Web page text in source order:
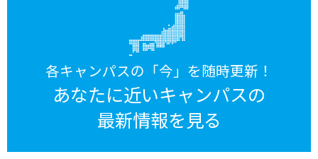
各キャンパスの「今」を随時更新！
あなたに近いキャンパスの
最新情報を見る